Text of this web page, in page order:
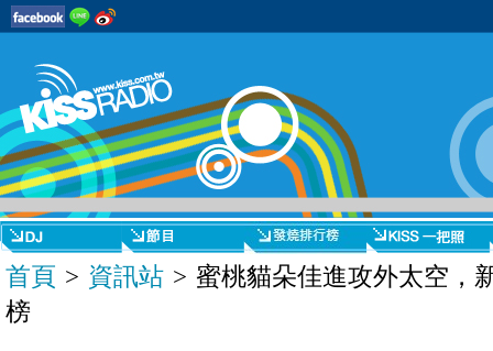
首頁 > 資訊站 > 蜜桃貓朵佳進攻外太空，
榜